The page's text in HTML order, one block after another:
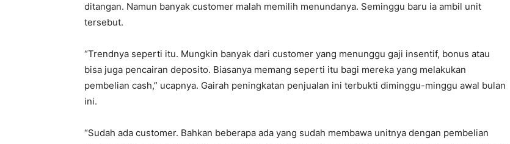
ditangan. Namun banyak customer malah memilih menundanya. Seminggu baru ia ambil unit
tersebut.
“Trendnya seperti itu. Mungkin banyak dari customer yang menunggu gaji insentif, bonus atau
bisa juga pencairan deposito. Biasanya memang seperti itu bagi mereka yang melakukan
pembelian cash,” ucapnya. Gairah peningkatan penjualan ini terbukti diminggu-minggu awal bulan
ini.
“Sudah ada customer. Bahkan beberapa ada yang sudah membawa unitnya dengan pembelian